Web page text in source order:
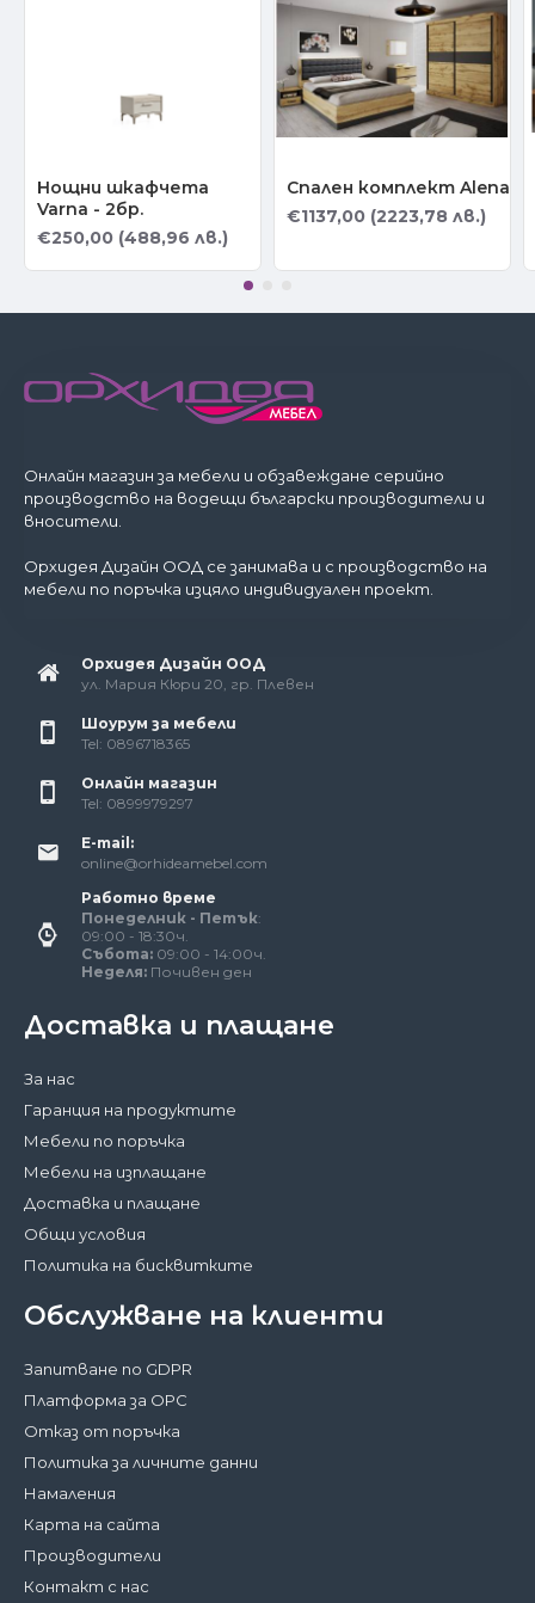
Нощни шкафчета
Varna - 2бр.
€250,00 (488,96 лв.)
Спален комплект Alena
€1137,00 (2223,78 лв.)
Онлайн магазин за мебели и обзавеждане серийно
производство на водещи български производители и
вносители.
Орхидея Дизайн ООД се занимава и с производство на
мебели по поръчка изцяло индивидуален проект.
Орхидея Дизайн ООД
ул. Мария Кюри 20, гр. Плевен
Шоурум за мебели
Tel: 0896718365
Онлайн магазин
Tel: 0899979297
E-mail:
online@orhideamebel.com
Работно време
Понеделник - Петък:
09:00 - 18:30ч.
Събота: 09:00 - 14:00ч.
Неделя: Почивен ден
Доставка и плащане
За нас
Гаранция на продуктите
Мебели по поръчка
Мебели на изплащане
Доставка и плащане
Общи условия
Политика на бисквитките
Обслужване на клиенти
Запитване по GDPR
Платформа за ОРС
Отказ от поръчка
Политика за личните данни
Намаления
Карта на сайта
Производители
Контакт с нас